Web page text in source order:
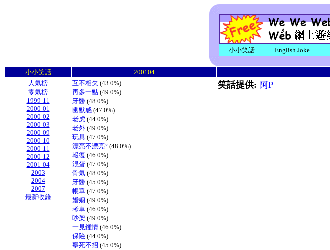
小小笑話 English Joke
小小笑話
200104
人氣榜
零氣榜
1999-11
2000-01
2000-02
2000-03
2000-09
2000-10
2000-11
2000-12
2001-04
2003
2004
2007
最新收錄
互不相欠 (43.0%)
再多一點 (49.0%)
牙醫 (48.0%)
幽默感 (47.0%)
老虎 (44.0%)
老外 (49.0%)
玩具 (47.0%)
漂亮不漂亮? (48.0%)
報復 (46.0%)
混蛋 (47.0%)
骨氣 (48.0%)
牙醫 (45.0%)
帳單 (47.0%)
婚姻 (49.0%)
考車 (46.0%)
吵架 (49.0%)
一見鍾情 (46.0%)
保險 (44.0%)
寧死不招 (45.0%)
笑話提供: 阿P